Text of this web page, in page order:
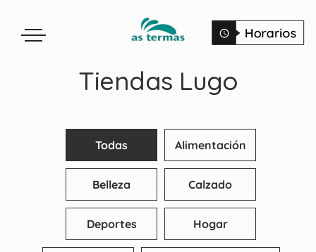
Tiendas Lugo
Todas Alimentación
Belleza Calzado
Deportes Hogar